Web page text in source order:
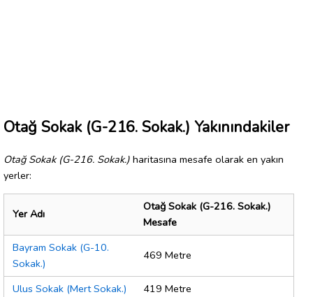
Otağ Sokak (G-216. Sokak.) Yakınındakiler
Otağ Sokak (G-216. Sokak.) haritasına mesafe olarak en yakın
yerler:
Yer Adı
Otağ Sokak (G-216. Sokak.)
Mesafe
Bayram Sokak (G-10.
Sokak.)
469 Metre
Ulus Sokak (Mert Sokak.)
419 Metre